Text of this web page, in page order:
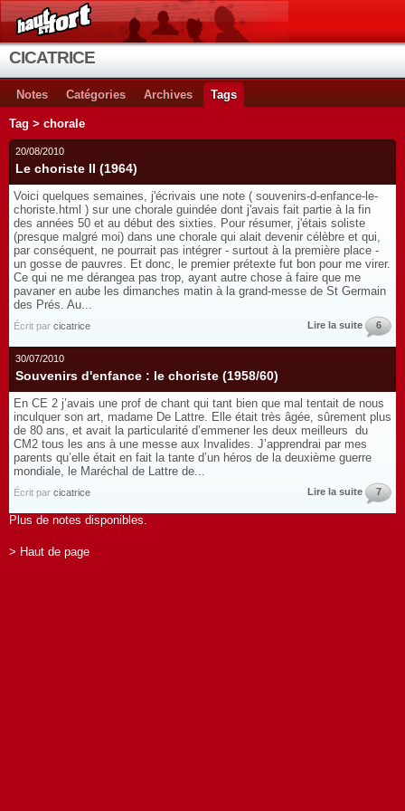
CICATRICE
Notes Catégories Archives Tags
Tag > chorale
20/08/2010
Le choriste II (1964)
Voici quelques semaines, j'écrivais une note ( souvenirs-d-enfance-le-
choriste.html ) sur une chorale guindée dont j'avais fait partie à la fin
des années 50 et au début des sixties. Pour résumer, j'étais soliste
(presque malgré moi) dans une chorale qui alait devenir célèbre et qui,
par conséquent, ne pourrait pas intégrer - surtout à la première place -
un gosse de pauvres. Et donc, le premier prétexte fut bon pour me virer.
Ce qui ne me dérangea pas trop, ayant autre chose à faire que me
pavaner en aube les dimanches matin à la grand-messe de St Germain
des Prés. Au...
Écrit par cicatrice Lire la suite 6
30/07/2010
Souvenirs d'enfance : le choriste (1958/60)
En CE 2 j’avais une prof de chant qui tant bien que mal tentait de nous
inculquer son art, madame De Lattre. Elle était très âgée, sûrement plus
de 80 ans, et avait la particularité d’emmener les deux meilleurs du
CM2 tous les ans à une messe aux Invalides. J’apprendrai par mes
parents qu’elle était en fait la tante d’un héros de la deuxième guerre
mondiale, le Maréchal de Lattre de...
Écrit par cicatrice Lire la suite 7
Plus de notes disponibles.
> Haut de page